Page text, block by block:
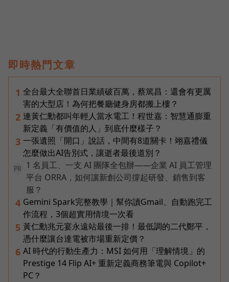
即時熱門文章
1 全台最大全聯首日業績破百萬，蔡篤昌：還會有更厲
害的大型店！為何把餐廳健身房都搬上樓？
2 連黃仁勳都叫年輕人當水電工！程世嘉：智慧通膨重
新定義「有價值的人」到底什麼樣子？
3 一張遺照「開口」說話，中間有8道關卡！翊嘉禮儀
怎麼做出AI告別式，讓逝者最後道別？
PR
1 名員工、一支 AI 團隊全包辦——企業 AI 員工管理
平台 ORRA，如何讓新創公司撐起研發、銷售到客
服？
4 Gemini Spark完整教學｜幫你讀Gmail、自動跑完工
作流程，3個超實用情境一次看
5 黃仁勳兆元宴永遠站最後一排！最低調的二代鄭平，
憑什麼讓台達電被市場重新定價？
6 AI 時代的行動生產力：MSI 如何用「理解情境」的
Prestige 14 Flip AI+ 重新定義商務筆電與 Copilot+
PC？